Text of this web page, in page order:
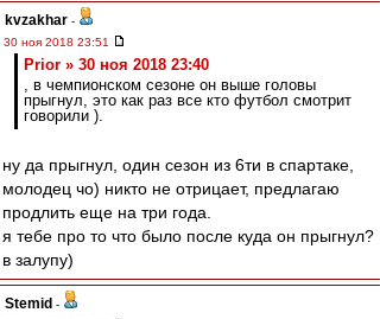
kvzakhar -
30 ноя 2018 23:51
Prior » 30 ноя 2018 23:40
, в чемпионском сезоне он выше головы
прыгнул, это как раз все кто футбол смотрит
говорили ).
ну да прыгнул, один сезон из 6ти в спартаке,
молодец чо) никто не отрицает, предлагаю
продлить еще на три года.
я тебе про то что было после куда он прыгнул?
в залупу)
Stemid -